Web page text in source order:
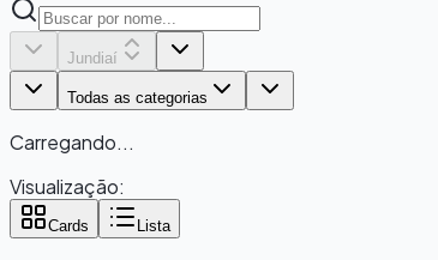
Jundiaí
Todas as categorias
Carregando...
Visualização:
Cards Lista